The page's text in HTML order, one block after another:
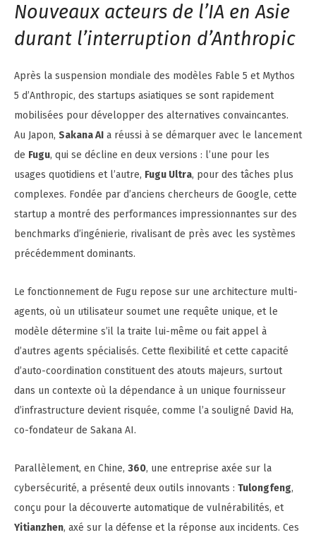
Nouveaux acteurs de l’IA en Asie
durant l’interruption d’Anthropic
Après la suspension mondiale des modèles Fable 5 et Mythos
5 d’Anthropic, des startups asiatiques se sont rapidement
mobilisées pour développer des alternatives convaincantes.
Au Japon, Sakana AI a réussi à se démarquer avec le lancement
de Fugu, qui se décline en deux versions : l’une pour les
usages quotidiens et l’autre, Fugu Ultra, pour des tâches plus
complexes. Fondée par d’anciens chercheurs de Google, cette
startup a montré des performances impressionnantes sur des
benchmarks d’ingénierie, rivalisant de près avec les systèmes
précédemment dominants.
Le fonctionnement de Fugu repose sur une architecture multi-
agents, où un utilisateur soumet une requête unique, et le
modèle détermine s’il la traite lui-même ou fait appel à
d’autres agents spécialisés. Cette flexibilité et cette capacité
d’auto-coordination constituent des atouts majeurs, surtout
dans un contexte où la dépendance à un unique fournisseur
d’infrastructure devient risquée, comme l’a souligné David Ha,
co-fondateur de Sakana AI.
Parallèlement, en Chine, 360, une entreprise axée sur la
cybersécurité, a présenté deux outils innovants : Tulongfeng,
conçu pour la découverte automatique de vulnérabilités, et
Yitianzhen, axé sur la défense et la réponse aux incidents. Ces